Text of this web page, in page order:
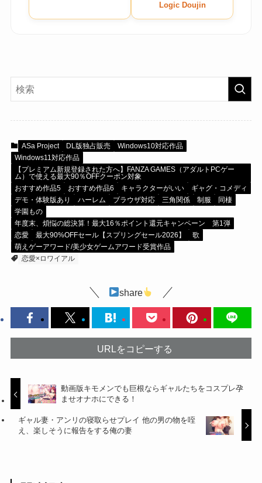
Logic Doujin
ASa Project DL版独占販売
Windows10対応作品
Windows11対応作品
【プレミアム新規登録された方へ】FANZA GAMES（アダルトPCゲー
ム）で使える最大90％OFFクーポン対象
おすすめ作品5
おすすめ作品6 キャラクターがいい
ギャグ・コメディ
デモ・体験版あり
ハーレム ブラウザ対応 三角関係 制服
同棲
学園もの
年度末、煩悩の総決算！最大16％ポイント還元キャンペーン 第1弾
恋愛
最大90%OFFセール【スプリングセール2026】
歌
萌えゲーアワード/美少女ゲームアワード受賞作品
恋愛×ロワイアル
share
URLをコピーする
動画版キモメンでも巨根ならギャルたちをコスプレ孕
ませオナホにできる！
ギャル妻・アンリの寝取らせプレイ 他の男の物を咥
え、楽しそうに報告をする俺の妻